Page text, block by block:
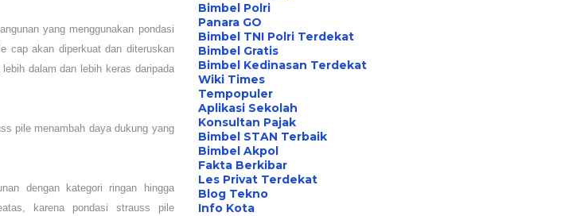
yang menggunakan pondasi
cap akan diperkuat dan diteruskan
dalam dan lebih keras daripada
pile menambah daya dukung yang
dengan kategori ringan hingga
karena pondasi strauss pile
Bimbel Polri
Panara GO
Bimbel TNI Polri Terdekat
Bimbel Gratis
Bimbel Kedinasan Terdekat
Wiki Times
Tempopuler
Aplikasi Sekolah
Konsultan Pajak
Bimbel STAN Terbaik
Bimbel Akpol
Fakta Berkibar
Les Privat Terdekat
Blog Tekno
Info Kota